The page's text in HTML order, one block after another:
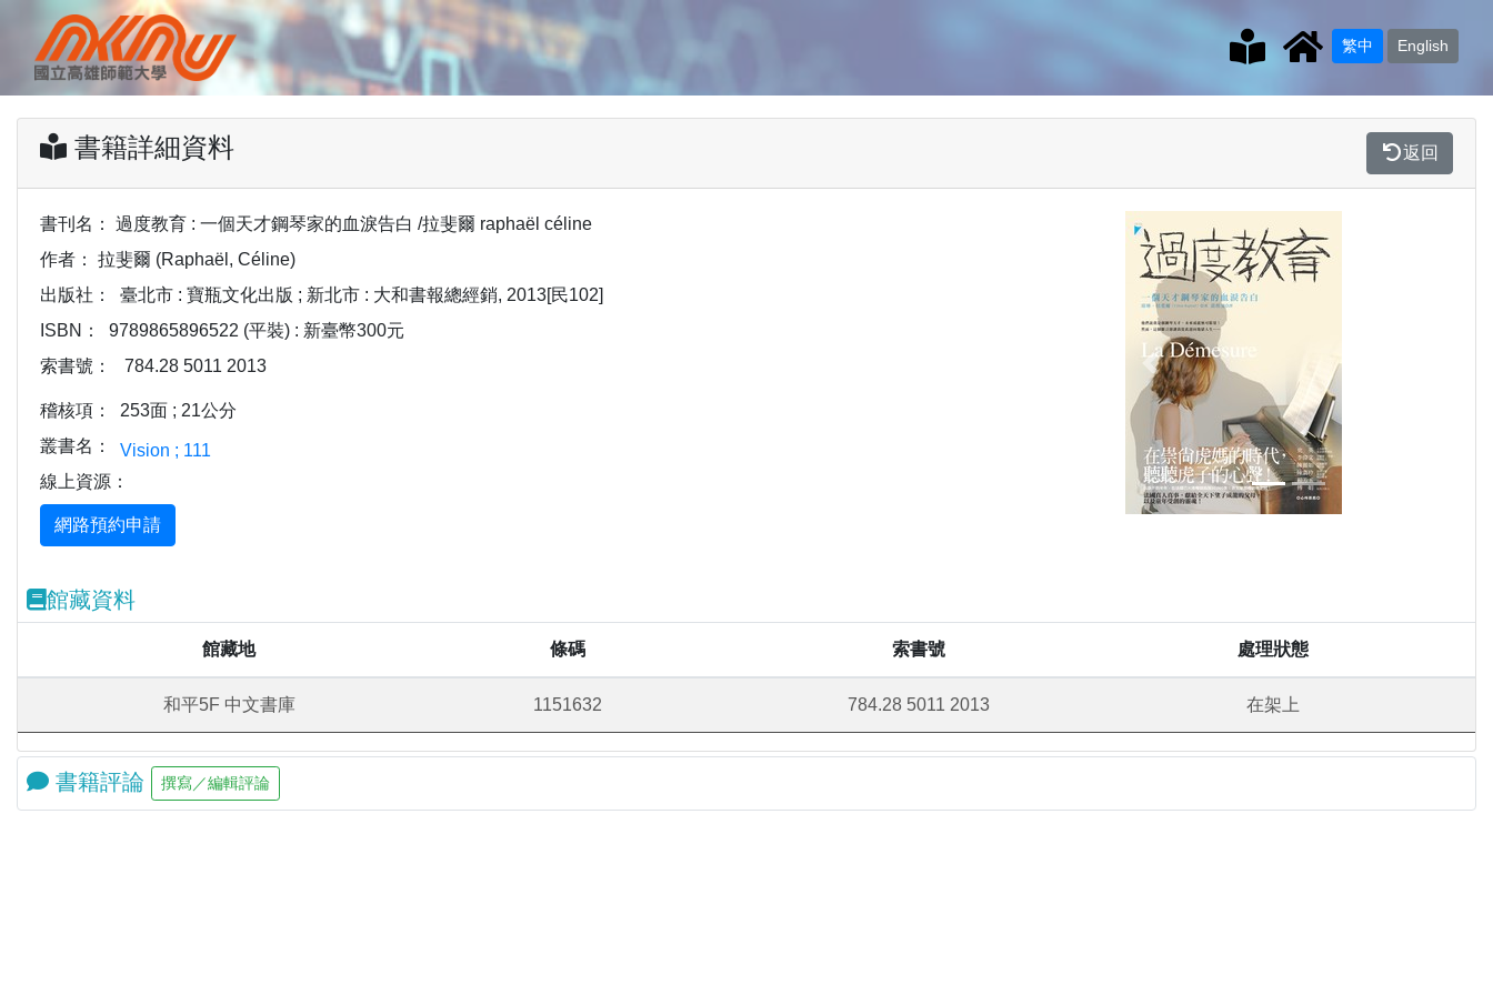
繁中 English
書籍詳細資料 返回
書刊名：
過度教育 : 一個天才鋼琴家的血淚告白 /拉斐爾 raphaël céline
作者：
拉斐爾 (Raphaël, Céline)
出版社：
臺北市 : 寶瓶文化出版 ; 新北市 : 大和書報總經銷, 2013[民102]
ISBN：
9789865896522 (平裝) : 新臺幣300元
索書號：
784.28 5011 2013
稽核項：
253面 ; 21公分
叢書名：
Vision ; 111
線上資源：
Previous
館藏資料
館藏地 條碼 索書號 處理狀態
和平5F 中文書庫 1151632 784.28 5011 2013 在架上
書籍評論